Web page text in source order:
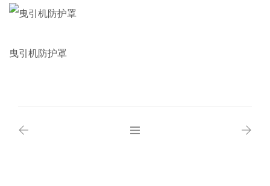
曳引机防护罩